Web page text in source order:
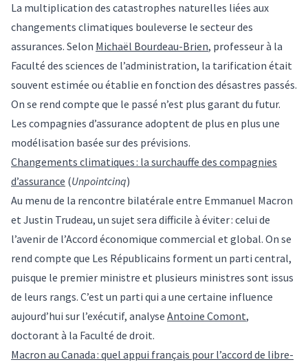
La multiplication des catastrophes naturelles liées aux
changements climatiques bouleverse le secteur des
assurances. Selon Michaël Bourdeau-Brien, professeur à la
Faculté des sciences de l’administration, la tarification était
souvent estimée ou établie en fonction des désastres passés.
On se rend compte que le passé n’est plus garant du futur.
Les compagnies d’assurance adoptent de plus en plus une
modélisation basée sur des prévisions.
Changements climatiques : la surchauffe des compagnies
d’assurance (Unpointcinq)
Au menu de la rencontre bilatérale entre Emmanuel Macron
et Justin Trudeau, un sujet sera difficile à éviter : celui de
l’avenir de l’Accord économique commercial et global. On se
rend compte que Les Républicains forment un parti central,
puisque le premier ministre et plusieurs ministres sont issus
de leurs rangs. C’est un parti qui a une certaine influence
aujourd’hui sur l’exécutif, analyse Antoine Comont,
doctorant à la Faculté de droit.
Macron au Canada : quel appui français pour l’accord de libre-